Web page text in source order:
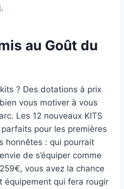
.
au Goût du
? Des dotations à prix
vous motiver à vous
Les 12 nouveaux KITS
pour les premières
honnêtes : qui pourrait
de s’équiper comme
vous avez la chance
équipement qui fera rougir